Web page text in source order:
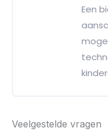
Een
Veelgestelde vragen